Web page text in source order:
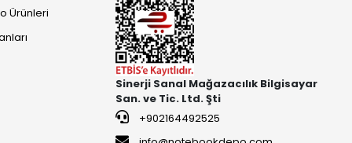
Ürünleri
Sinerji Sanal Mağazacılık Bilgisayar
San. ve Tic. Ltd. Şti
+902164492525